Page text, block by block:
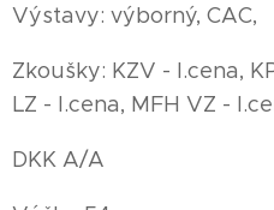
Výstavy: výborný, CAC,
Zkoušky: KZV - I.cena,
LZ - I.cena, MFH VZ -
DKK A/A